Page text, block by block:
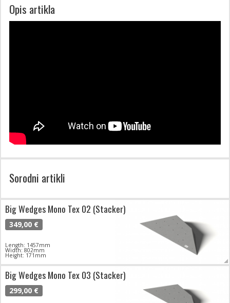
Opis artikla
Sorodni artikli
Big Wedges Mono Tex 02 (Stacker)
349,00 €
Length: 1457mm
Width: 802mm
Height: 171mm
Big Wedges Mono Tex 03 (Stacker)
299,00 €